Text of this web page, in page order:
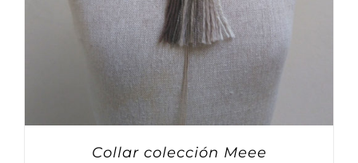
Collar colección Meee